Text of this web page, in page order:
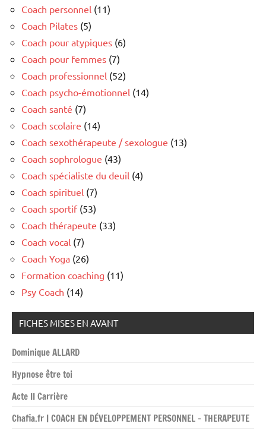
Coach personnel (11)
Coach Pilates (5)
Coach pour atypiques (6)
Coach pour femmes (7)
Coach professionnel (52)
Coach psycho-émotionnel (14)
Coach santé (7)
Coach scolaire (14)
Coach sexothérapeute / sexologue (13)
Coach sophrologue (43)
Coach spécialiste du deuil (4)
Coach spirituel (7)
Coach sportif(53)
Coach thérapeute (33)
Coach vocal (7)
Coach Yoga (26)
Formation coaching (11)
Psy Coach (14)
FICHES MISES EN AVANT
Dominique ALLARD
Hypnose être toi
Acte II Carrière
Chafia.fr | COACH EN DÉVELOPPEMENT PERSONNEL – THERAPEUTE